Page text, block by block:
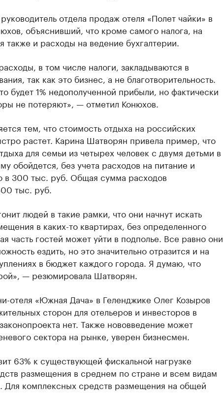
отдела продаж отеля «Полет чайки» в
объяснивший, что кроме самого налога, на
также и расходы на ведение бухгалтерии.
в том числе налоги, закладываются в
так как это бизнес, а не благотворительность.
будет 1% недополученной прибыли, но фактически
не потеряют», — отметил Конюхов.
тем, что стоимость отдыха на российских
растет. Карина Шатворян привела пример, что
для семьи из четырех человек с двумя детьми в
обойдется, без учета расходов на питание и
в 300 тыс. руб. Общая сумма расходов
тыс. руб.
людей в такие рамки, что они начнут искать
в каких-то квартирах, без определенного
часть гостей может уйти в подполье. Все равно они
ездить, но это значительно отразится и на
в бюджет каждого города. Я думаю, что
— резюмировала Шатворян.
отеля «Южная Дача» в Геленджике Олег Козыров
сторон для отельеров и инвесторов в
нет. Также нововведение может
сектора на рынке, уверен бизнесмен.
63% к существующей фискальной нагрузке
размещения в среднем по стране и всем видам
Для комплексных средств размещения на общей